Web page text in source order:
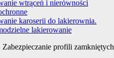
wtrąceń i nierówności
karoserii do lakierownia.
lakierowanie
Zabezpieczanie profili zamkniętych